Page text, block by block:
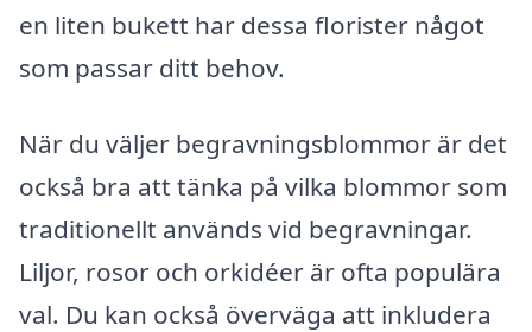
en liten bukett har dessa florister något
som passar ditt behov.
När du väljer begravningsblommor är det
också bra att tänka på vilka blommor som
traditionellt används vid begravningar.
Liljor, rosor och orkidéer är ofta populära
val. Du kan också överväga att inkludera